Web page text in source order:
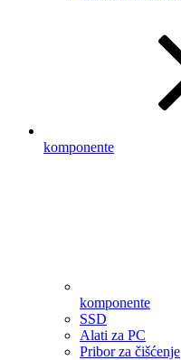
komponente
komponente
SSD
Alati za PC
Pribor za čišćenje